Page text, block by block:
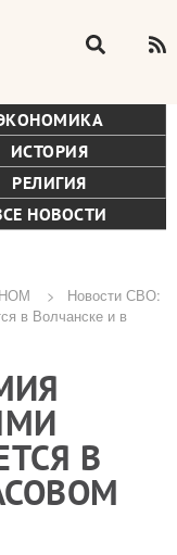
ИСТОРИЯ
РЕЛИГИЯ
НОВОСТИ
Новости СВО:
в Волчанске и в
В